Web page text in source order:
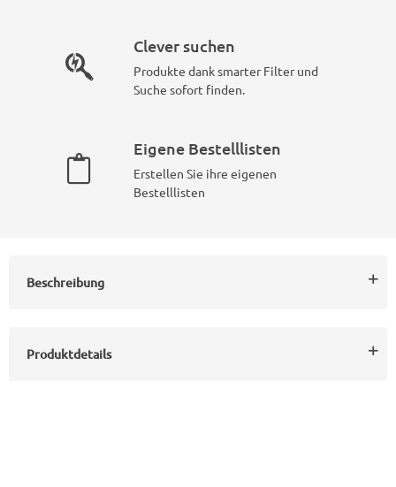
Clever suchen
Produkte dank smarter Filter und
Suche sofort finden.
Eigene Bestelllisten
Erstellen Sie ihre eigenen
Bestelllisten
Beschreibung
Produktdetails